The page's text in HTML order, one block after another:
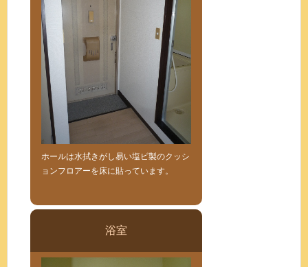
ホールは水拭きがし易い塩ビ製のクッシ
ョンフロアーを床に貼っています。
浴室